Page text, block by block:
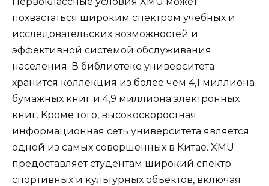
похвастаться широким спектром учебных и
исследовательских возможностей и
эффективной системой обслуживания
населения. В библиотеке университета
хранится коллекция из более чем 4,1 миллиона
бумажных книг и 4,9 миллиона электронных
книг. Кроме того, высокоскоростная
информационная сеть университета является
одной из самых совершенных в Китае. XMU
предоставляет студентам широкий спектр
спортивных и культурных объектов, включая